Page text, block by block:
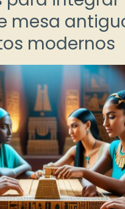
mesa
modernos